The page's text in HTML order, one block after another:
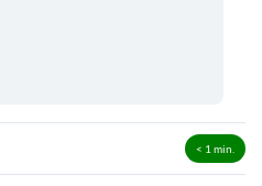
< 1 min.